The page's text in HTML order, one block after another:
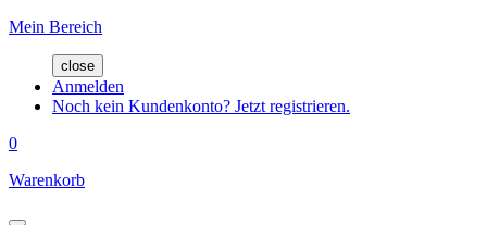
Mein Bereich
close
Anmelden
Noch kein Kundenkonto? Jetzt registrieren.
0
Warenkorb